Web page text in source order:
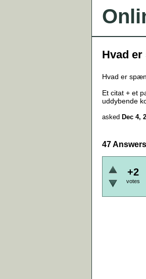
Hvad
Hvad er
Et citat + et
uddybende
asked Dec 4,
47 Answers
+2
votes